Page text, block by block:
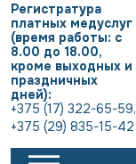
Регистратура
платных медуслуг
(время работы: с
8.00 до 18.00,
кроме выходных и
праздничных
дней):
+375 (17) 322-65-59,
+375 (29) 835-15-42